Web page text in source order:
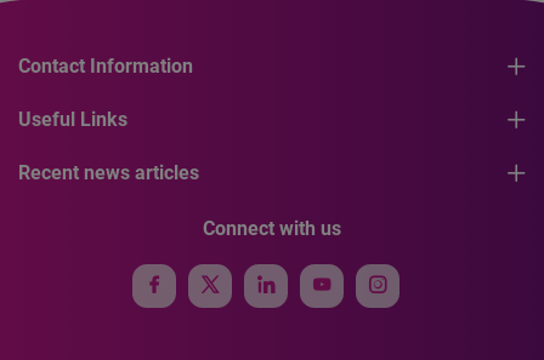
Contact Information
Useful Links
Recent news articles
Connect with us